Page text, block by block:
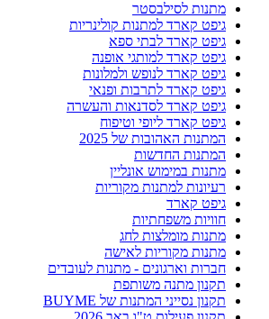
מתנות לסילבסטר
גיפט קארד למתנות קולינריות
גיפט קארד לבתי ספא
גיפט קארד למותגי אופנה
גיפט קארד לנופש ולמלונות
גיפט קארד לתרבות ופנאי
גיפט קארד לסדנאות והעשרה
גיפט קארד ליופי וטיפוח
המתנות האהובות של 2025
המתנות החדשות
מתנות במימוש אונליין
רעיונות למתנות מקוריות
גיפט קארד
חוויות משפחתיות
מתנות מומלצות לחג
מתנות מקוריות לאישה
חברות וארגונים - מתנות לעובדים
תקנון מתנה משותפת
תקנון נסייני המתנות של BUYME